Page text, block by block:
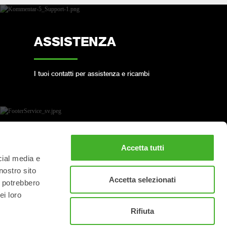
media e
sito
loro
Accetta tutti
Accetta selezionati
Rifiuta
ASSISTENZA
I tuoi contatti per assistenza e ricambi
TAGLIANDO COMPLETO
Mantieni il tuo Steelwrist in ottime condizioni